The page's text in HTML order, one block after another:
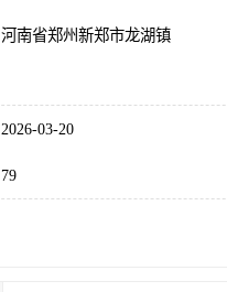
河南省郑州新郑市龙湖镇
2026-03-20
79